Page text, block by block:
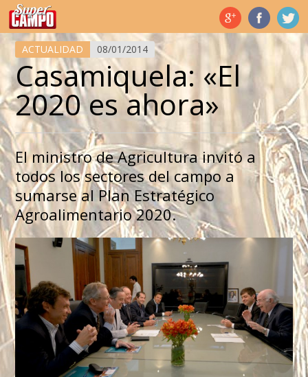
Temas de hoy
ACTUALIDAD 08/01/2014
Casamiquela: «El
2020 es ahora»
El ministro de Agricultura invitó a
todos los sectores del campo a
sumarse al Plan Estratégico
Agroalimentario 2020.